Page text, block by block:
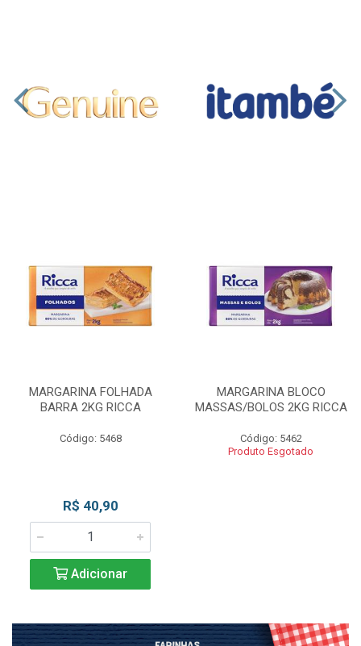
MARGARINA FOLHADA
BARRA 2KG RICCA
Código: 5468
R$ 40,90
Adicionar
MARGARINA BLOCO
MASSAS/BOLOS 2KG RICCA
Código: 5462
Produto Esgotado